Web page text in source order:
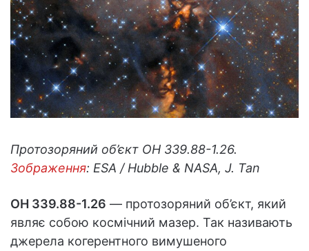
Протозоряний об’єкт OH 339.88-1.26.
Зображення: ESA / Hubble & NASA, J. Tan
OH 339.88-1.26 — протозоряний об’єкт, який
являє собою космічний мазер. Так називають
джерела когерентного вимушеного